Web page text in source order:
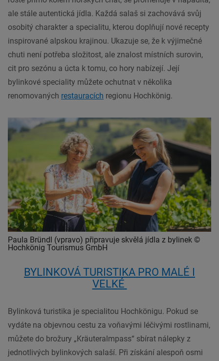
ale stále autentická jídla. Každá salaš si zachovává svůj
osobitý charakter a specialitu, kterou doplňují nové recepty
inspirované alpskou krajinou. Ukazuje se, že k výjimečné
chuti není potřeba složitost, ale znalost místních surovin,
cit pro sezónu a úcta k tomu, co hory nabízejí. Její
bylinkové speciality můžete ochutnat v několika
renomovaných restauracích regionu Hochkönig.
Paula Bründl (vpravo) připravuje skvělá jídla z bylinek ©
Hochkönig Tourismus GmbH
BYLINKOVÁ TURISTIKA PRO MALÉ I
VELKÉ
Bylinková turistika je specialitou Hochkönigu. Pokud se
vydáte na objevnou cestu za voňavými léčivými rostlinami,
můžete do brožury „Kräuteralmpass“ sbírat nálepky z
jednotlivých bylinkových salaší. Při získání alespoň osmi